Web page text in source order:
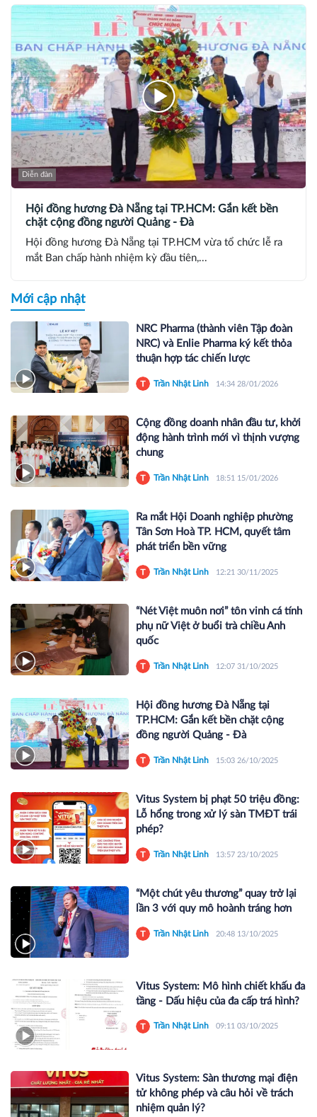
Diễn đàn
Hội đồng hương Đà Nẵng tại TP.HCM: Gắn kết bền
chặt cộng đồng người Quảng - Đà
Hội đồng hương Đà Nẵng tại TP.HCM vừa tổ chức lễ ra
mắt Ban chấp hành nhiệm kỳ đầu tiên,...
Mới cập nhật
NRC Pharma (thành viên Tập đoàn
NRC) và Enlie Pharma ký kết thỏa
thuận hợp tác chiến lược
Trần Nhật Linh 14:34 28/01/2026
Cộng đồng doanh nhân đầu tư, khởi
động hành trình mới vì thịnh vượng
chung
Trần Nhật Linh 18:51 15/01/2026
Ra mắt Hội Doanh nghiệp phường
Tân Sơn Hoà TP. HCM, quyết tâm
phát triển bền vững
Trần Nhật Linh 12:21 30/11/2025
“Nét Việt muôn nơi” tôn vinh cá tính
phụ nữ Việt ở buổi trà chiều Anh
quốc
Trần Nhật Linh 12:07 31/10/2025
Hội đồng hương Đà Nẵng tại
TP.HCM: Gắn kết bền chặt cộng
đồng người Quảng - Đà
Trần Nhật Linh 15:03 26/10/2025
Vitus System bị phạt 50 triệu đồng:
Lỗ hổng trong xử lý sàn TMĐT trái
phép?
Trần Nhật Linh 13:57 23/10/2025
“Một chút yêu thương” quay trở lại
lần 3 với quy mô hoành tráng hơn
Trần Nhật Linh 20:48 13/10/2025
Vitus System: Mô hình chiết khấu đa
tầng - Dấu hiệu của đa cấp trá hình?
Trần Nhật Linh 09:11 03/10/2025
Vitus System: Sàn thương mại điện
tử không phép và câu hỏi về trách
nhiệm quản lý?